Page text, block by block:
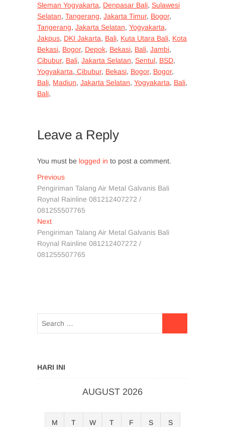
Sleman Yogyakarta, Denpasar Bali, Sulawesi
Selatan, Tangerang, Jakarta Timur, Bogor,
Tangerang, Jakarta Selatan, Yogyakarta,
Jakpus, DKI Jakarta, Bali, Kuta Utara Bali, Kota
Bekasi, Bogor, Depok, Bekasi, Bali, Jambi,
Cibubur, Bali, Jakarta Selatan, Sentul, BSD,
Yogyakarta, Cibubur, Bekasi, Bogor, Bogor,
Bali, Madiun, Jakarta Selatan, Yogyakarta, Bali,
Bali,
Leave a Reply
You must be logged in to post a comment.
Post
navigation
PreviousPrevious
post:
Pengiriman Talang Air Metal Galvanis Bali
Roynal Rainline 081212407272 /
081255507765
NextNext
post:
Pengiriman Talang Air Metal Galvanis Bali
Roynal Rainline 081212407272 /
081255507765
HARI INI
AUGUST 2026
M T W T F S S